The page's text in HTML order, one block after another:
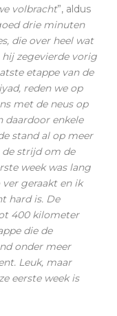
volbracht”, aldus
drie minuten
die over heel wat
zegevierde vorig
etappe van de
reden we op
met de neus op
daardoor enkele
stand al op meer
de strijd om de
week was lang
geraakt en ik
hard is. De
400 kilometer
die de
onder meer
Leuk, maar
eerste week is